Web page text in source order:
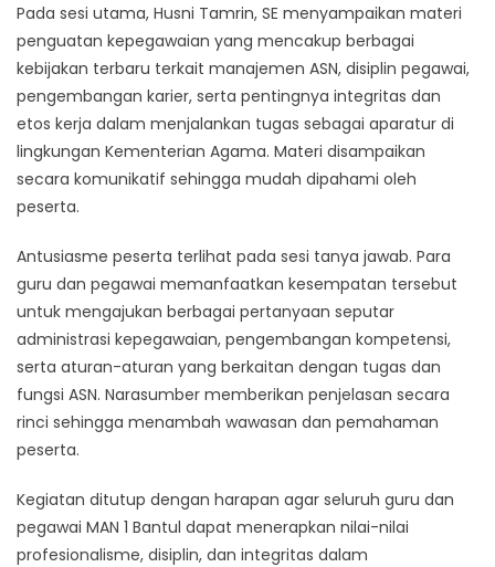
Pada sesi utama, Husni Tamrin, SE menyampaikan materi
penguatan kepegawaian yang mencakup berbagai
kebijakan terbaru terkait manajemen ASN, disiplin pegawai,
pengembangan karier, serta pentingnya integritas dan
etos kerja dalam menjalankan tugas sebagai aparatur di
lingkungan Kementerian Agama. Materi disampaikan
secara komunikatif sehingga mudah dipahami oleh
peserta.
Antusiasme peserta terlihat pada sesi tanya jawab. Para
guru dan pegawai memanfaatkan kesempatan tersebut
untuk mengajukan berbagai pertanyaan seputar
administrasi kepegawaian, pengembangan kompetensi,
serta aturan-aturan yang berkaitan dengan tugas dan
fungsi ASN. Narasumber memberikan penjelasan secara
rinci sehingga menambah wawasan dan pemahaman
peserta.
Kegiatan ditutup dengan harapan agar seluruh guru dan
pegawai MAN 1 Bantul dapat menerapkan nilai-nilai
profesionalisme, disiplin, dan integritas dalam